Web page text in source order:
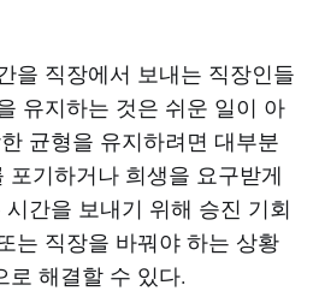
을 직장에서 보내는 직장인들
유지하는 것은 쉬운 일이 아
균형을 유지하려면 대부분
포기하거나 희생을 요구받게
간을 보내기 위해 승진 기회
는 직장을 바꿔야 하는 상황
로 해결할 수 있다.